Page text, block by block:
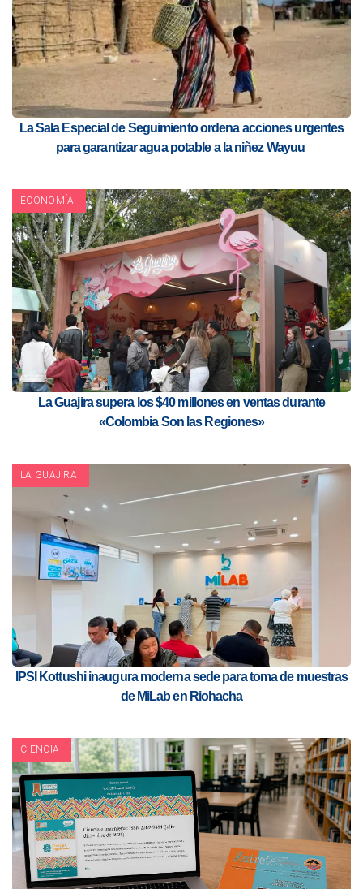
La Sala Especial de Seguimiento ordena acciones urgentes
para garantizar agua potable a la niñez Wayuu
ECONOMÍA
La Guajira supera los $40 millones en ventas durante
«Colombia Son las Regiones»
LA GUAJIRA
IPSI Kottushi inaugura moderna sede para toma de muestras
de MiLab en Riohacha
CIENCIA